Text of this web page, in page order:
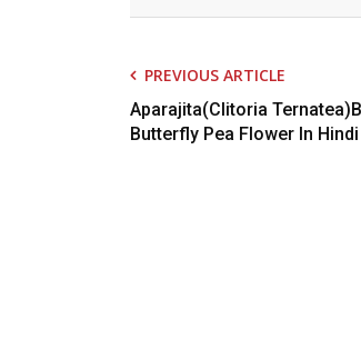
PREVIOUS ARTICLE
Aparajita(Clitoria
Butterfly Pea Flower In Hindi